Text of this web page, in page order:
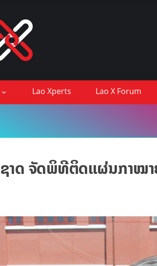
Lao Xperts Lao X Forum
າດ ຈັດພິທີຕິດແຜ່ນກາໝ